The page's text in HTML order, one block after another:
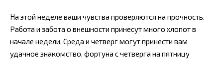
На этой неделе ваши чувства проверяются на прочность.
Работа и забота о внешности принесут много хлопот в
начале недели. Среда и четверг могут принести вам
удачное знакомство, фортуна с четверга на пятницу